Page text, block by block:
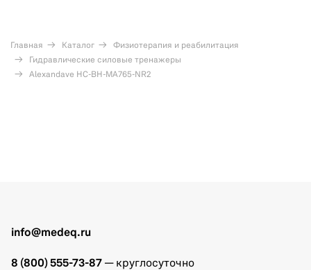
Главная Каталог
Физиотерапия и реабилитация
Гидравлические силовые тренажеры
Alexandave HC-BH-MA765-NR2
info@medeq.ru
8 (800) 555-73-87 — круглосуточно